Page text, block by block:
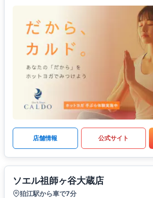
店舗情報 公式サイト
ソエル祖師ヶ谷大蔵店
狛江駅から車で7分